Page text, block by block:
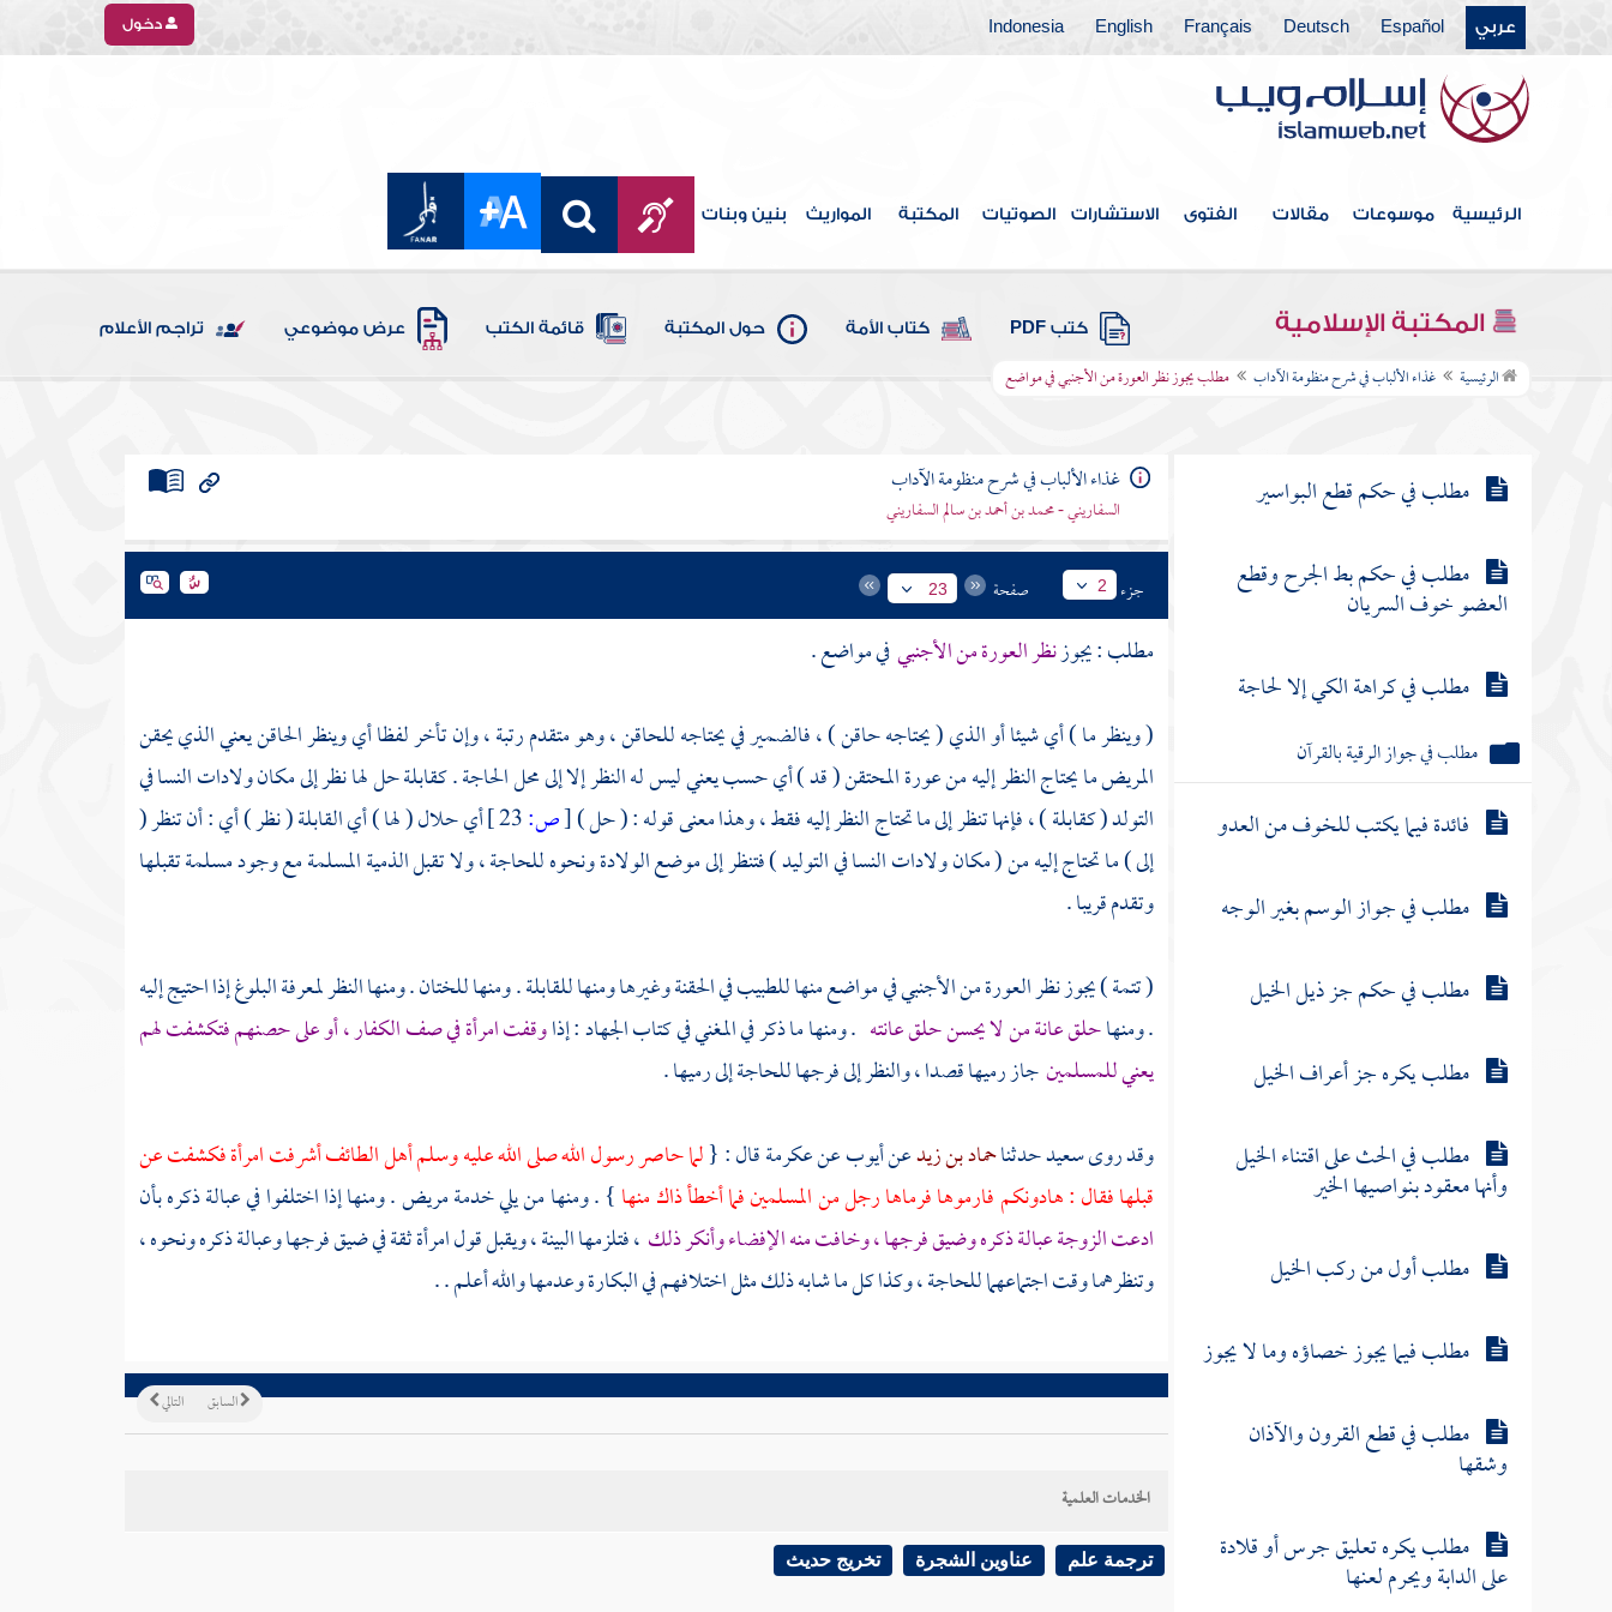
عربي Español
Deutsch
Français
English
Indonesia دخول
الرئيسية موسوعات مقالات الفتوى الاستشارات الصوتيات المكتبة المواريث بنين وبنات
المكتبة الإسلامية كتب PDF كتاب الأمة حول المكتبة قائمة الكتب عرض موضوعي تراجم الأعلام
الرئيسية غذاء الألباب في شرح منظومة الآداب مطلب يجوز نظر العورة من الأجنبي في مواضع
مطلب تشرع للمرضى العيادة
مطلب في بيان معنى الذمة وبيان أهلها
الرجل للضرورة
مطلب يجوز نظر العورة من الأجنبي
مطلب في حكم قطع البواسير
مطلب في حكم بط الجرح وقطع
العضو خوف السريان
مطلب في كراهة الكي إلا لحاجة
مطلب في جواز الرقية بالقرآن
فائدة فيما يكتب للخوف من العدو
مطلب في جواز الوسم بغير الوجه
مطلب في حكم جز ذيل الخيل
مطلب يكره جز أعراف الخيل
مطلب في الحث على اقتناء الخيل
وأنها معقود بنواصيها الخير
مطلب أول من ركب الخيل
مطلب فيما يجوز خصاؤه وما لا يجوز
مطلب في قطع القرون والآذان
وشقها
مطلب يكره تعليق جرس أو قلادة
على الدابة ويحرم لعنها
غذاء الألباب في شرح منظومة الآداب
السفاريني - محمد بن أحمد بن سالم السفاريني
جزء 2 صفحة 23
مطلب : يجوزنظر العورة من الأجنبيفي مواضع .
( وينظر ما ) أي شيئا أو الذي ( يحتاجه حاقن ) ، فالضمير في يحتاجه للحاقن ، وهو متقدم رتبة ، وإن تأخر لفظا أي وينظر الحاقن يعني الذي يحقن
المريض ما يحتاج النظر إليه من عورة المحتقن ( قد ) أي حسب يعني ليس له النظر إلا إلى محل الحاجة . كقابلة حل لها نظر إلى مكان ولادات النسا في
التولد ( كقابلة ) ، فإنها تنظر إلى ما تحتاج النظر إليه فقط ، وهذا معنى قوله : ( حل )[ص:
أي حلال ( لها ) أي القابلة ( نظر ) أي : أن تنظر (
إلى ) ما تحتاج إليه من ( مكان ولادات النسا في التوليد ) فتنظر إلى موضع الولادة ونحوه للحاجة ، ولا تقبل الذمية المسلمة مع وجود مسلمة تقبلها
وتقدم قريبا .
( تتمة ) يجوز نظر العورة من الأجنبي في مواضع منها للطبيب في الحقنة وغيرها ومنها للقابلة . ومنها للختان . ومنها النظر لمعرفة البلوغ إذا احتيج إليه
. ومنهاحلق عانة من لا يحسن حلق عانته . ومنها ما ذكر في المغني في كتاب الجهاد : إذاوقفت امرأة في صف الكفار ، أو على حصنهم فتكشفت لهم
يعني للمسلمينجاز رميها قصدا ، والنظر إلى فرجها للحاجة إلى رميها .
وقد روىسعيدحدثناحماد بن زيدعنأيوبعنعكرمةقال : {لما حاصر رسول الله صلى الله عليه وسلم أهلالطائفأشرفت امرأة فكشفت عن
قبلها فقال : هادونكم فارموها فرماها رجل من المسلمين فما أخطأ ذاك منها} . ومنها من يلي خدمة مريض . ومنها إذا اختلفوا في عبالة ذكره بأن
ادعت الزوجة عبالة ذكره وضيق فرجها ، وخافت منه الإفضاء وأنكر ذلك ، فتلزمها البينة ، ويقبل قول امرأة ثقة في ضيق فرجها وعبالة ذكره ونحوه ،
وتنظرهما وقت اجتماعهما للحاجة ، وكذا كل ما شابه ذلك مثل اختلافهم في البكارة وعدمها والله أعلم . .
التالي السابق
الخدمات العلمية
ترجمة علم عناوين الشجرة تخريج حديث